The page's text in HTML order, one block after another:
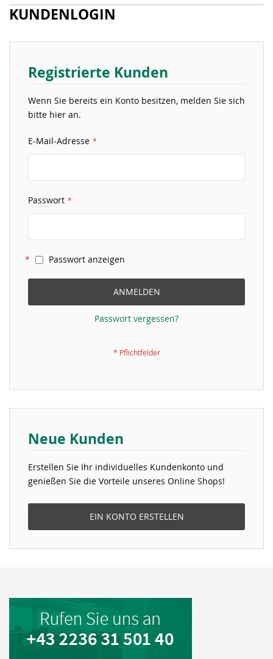
KUNDENLOGIN
Registrierte Kunden
Wenn Sie bereits ein Konto besitzen, melden Sie sich
bitte hier an.
E-Mail-Adresse
Passwort
Passwort anzeigen
ANMELDEN
Passwort vergessen?
Neue Kunden
Erstellen Sie Ihr individuelles Kundenkonto und
genießen Sie die Vorteile unseres Online Shops!
EIN KONTO ERSTELLEN